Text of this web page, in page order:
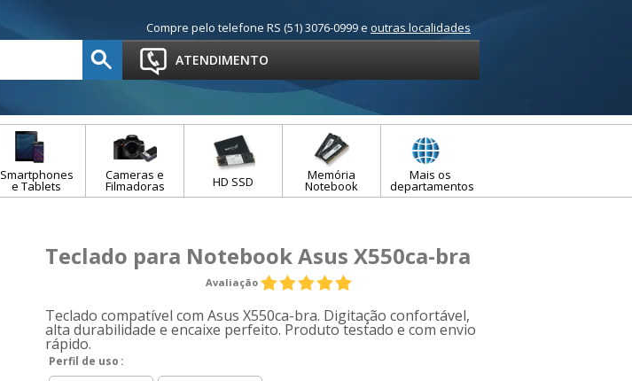
Compre pelo telefone RS (51) 3076-0999 e outras localidades
ATENDIMENTO
Smartphones
e Tablets
Cameras e
Filmadoras HD SSD Memória
Notebook
Mais os
departamentos
Teclado para Notebook Asus X550ca-bra
Avaliação
Teclado compatível com Asus X550ca-bra. Digitação confortável,
alta durabilidade e encaixe perfeito. Produto testado e com envio
rápido.
Perfil de uso